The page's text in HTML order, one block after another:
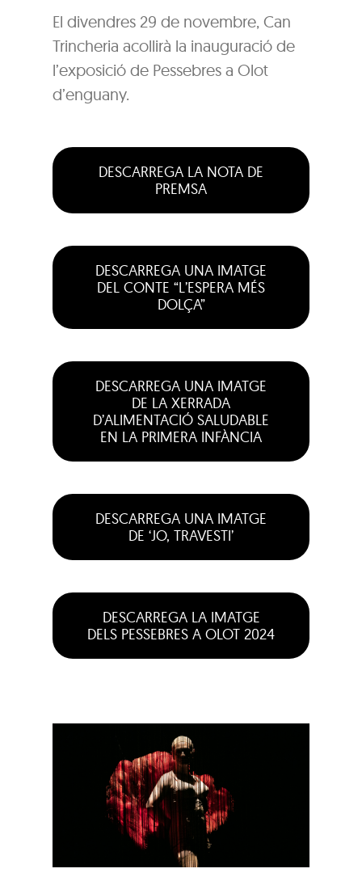
El divendres 29 de novembre, Can
Trincheria acollirà la inauguració de
l’exposició de Pessebres a Olot
d’enguany.
DESCARREGA LA NOTA DE
PREMSA
DESCARREGA UNA IMATGE
DEL CONTE “L’ESPERA MÉS
DOLÇA”
DESCARREGA UNA IMATGE
DE LA XERRADA
D’ALIMENTACIÓ SALUDABLE
EN LA PRIMERA INFÀNCIA
DESCARREGA UNA IMATGE
DE ‘JO, TRAVESTI’
DESCARREGA LA IMATGE
DELS PESSEBRES A OLOT 2024